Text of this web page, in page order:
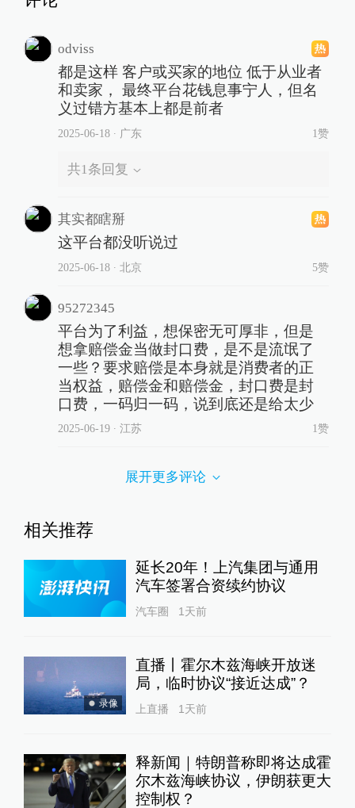
odviss
都是这样 客户或买家的地位 低于从业者
和卖家， 最终平台花钱息事宁人，但名
义过错方基本上都是前者
2025-06-18∙ 广东 1赞
共1 条回复
其实都瞎掰
这平台都没听说过
2025-06-18∙ 北京 5赞
95272345
平台为了利益，想保密无可厚非，但是
想拿赔偿金当做封口费，是不是流氓了
一些？要求赔偿是本身就是消费者的正
当权益，赔偿金和赔偿金，封口费是封
口费，一码归一码，说到底还是给太少
2025-06-19∙ 江苏 1赞
展开更多评论
相关推荐
延长20年！上汽集团与通用
汽车签署合资续约协议
汽车圈 1天前
录像
直播丨霍尔木兹海峡开放迷
局，临时协议“接近达成”？
上直播 1天前
释新闻｜特朗普称即将达成霍
尔木兹海峡协议，伊朗获更大
控制权？